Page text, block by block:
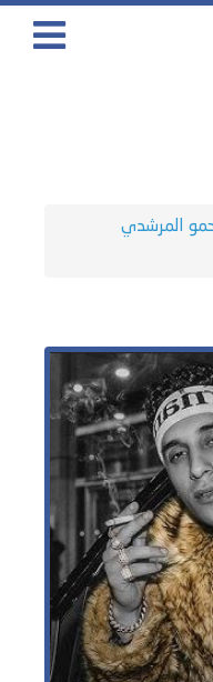
المرشدي